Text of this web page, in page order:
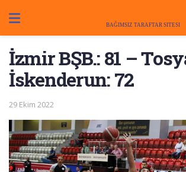
İzmir BŞB.: 81 –
İskenderun: 72
29 Ekim 2022